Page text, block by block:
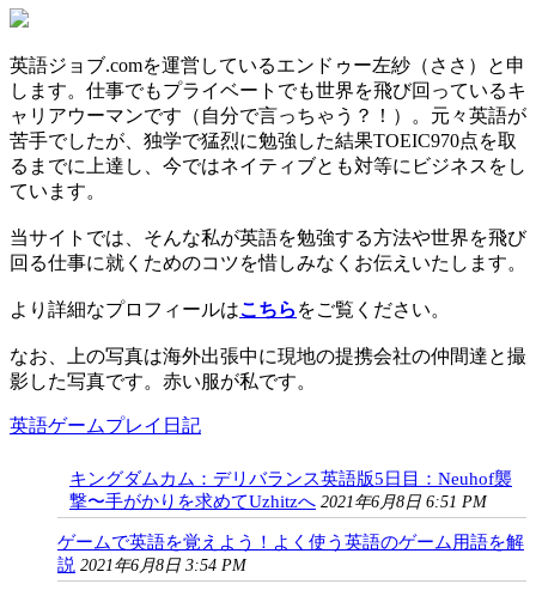
英語ジョブ.comを運営しているエンドゥー左紗（ささ）と申
します。仕事でもプライベートでも世界を飛び回っているキ
ャリアウーマンです（自分で言っちゃう？！）。元々英語が
苦手でしたが、独学で猛烈に勉強した結果TOEIC970点を取
るまでに上達し、今ではネイティブとも対等にビジネスをし
ています。
当サイトでは、そんな私が英語を勉強する方法や世界を飛び
回る仕事に就くためのコツを惜しみなくお伝えいたします。
より詳細なプロフィールはこちら をご覧ください。
なお、上の写真は海外出張中に現地の提携会社の仲間達と撮
影した写真です。赤い服が私です。
英語ゲームプレイ日記
キングダムカム：デリバランス英語版5日目：Neuhof襲
撃〜手がかりを求めてUzhitzへ 2021年6月8日 6:51 PM
ゲームで英語を覚えよう！よく使う英語のゲーム用語を解
説 2021年6月8日 3:54 PM